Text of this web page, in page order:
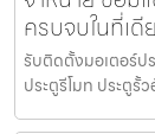
ครบจบในที่เดี
รับติดตั้งมอเตอร์ป
ประตูรีโมท ประตูรั้